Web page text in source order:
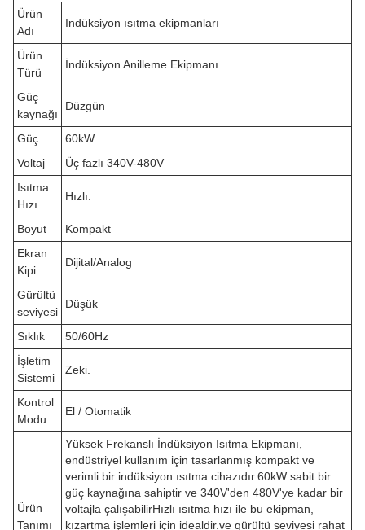
Ürün
Adı
Indüksiyon ısıtma ekipmanları
Ürün
Türü
İndüksiyon Anilleme Ekipmanı
Güç
kaynağı
Düzgün
Güç
60kW
Voltaj
Üç fazlı 340V-480V
Isıtma
Hızı
Hızlı.
Boyut
Kompakt
Ekran
Kipi
Dijital/Analog
Gürültü
seviyesi
Düşük
Sıklık
50/60Hz
İşletim
Sistemi
Zeki.
Kontrol
Modu
El / Otomatik
Ürün
Tanımı
Yüksek Frekanslı İndüksiyon Isıtma Ekipmanı,
endüstriyel kullanım için tasarlanmış kompakt ve
verimli bir indüksiyon ısıtma cihazıdır.60kW sabit bir
güç kaynağına sahiptir ve 340V'den 480V'ye kadar bir
voltajla çalışabilirHızlı ısıtma hızı ile bu ekipman,
kızartma işlemleri için idealdir.ve gürültü seviyesi rahat